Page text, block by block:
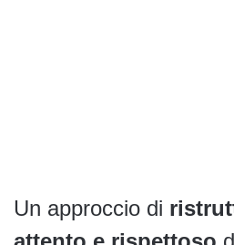
Un approccio di